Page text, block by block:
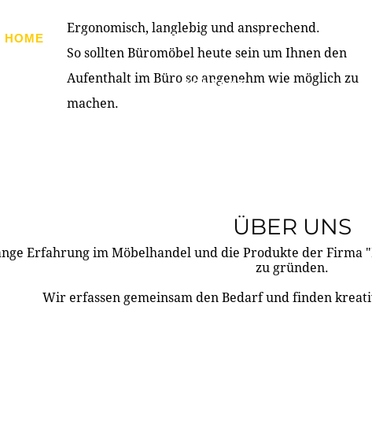
HOME PRODUKTE ÜBER UNS PARTNER &
KONTAKT
Ergonomisch, langlebig und ansprechend.
So sollten Büromöbel heute sein um Ihnen den
Aufenthalt im Büro so angenehm wie möglich zu
machen.
ÜBER UNS
Erfahrung im Möbelhandel und die Produkte der Firma
zu gründen.
Wir erfassen gemeinsam den Bedarf und finden